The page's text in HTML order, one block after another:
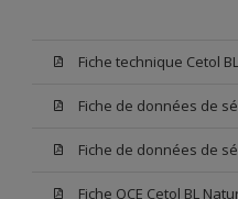
Fiche technique Cetol
Fiche QCE Cetol BL